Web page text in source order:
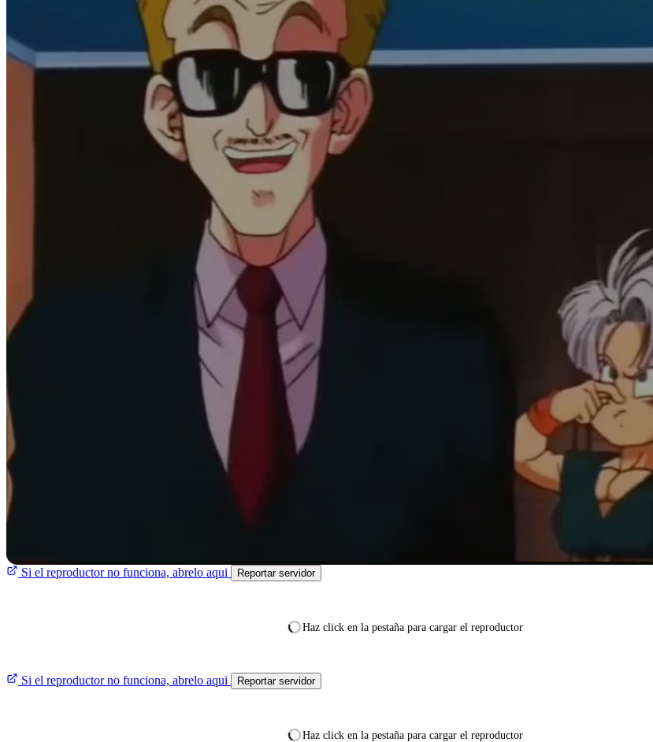
Si el reproductor no funciona, abrelo aqui Reportar servidor
Haz click en la pestaña para cargar el reproductor
Si el reproductor no funciona, abrelo aqui Reportar servidor
Haz click en la pestaña para cargar el reproductor